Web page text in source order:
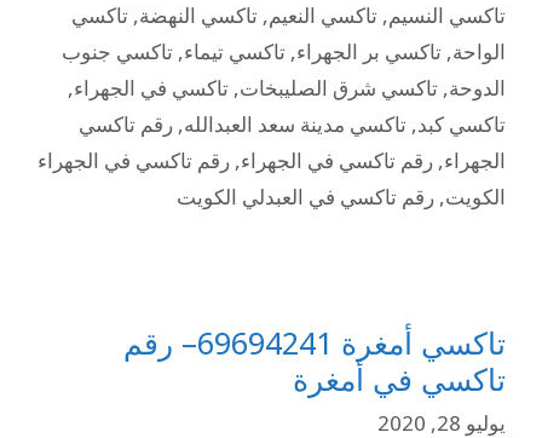
تاكسي النسيم, تاكسي النعيم, تاكسي النهضة, تاكسي
الواحة, تاكسي بر الجهراء, تاكسي تيماء, تاكسي جنوب
الدوحة, تاكسي شرق الصليبخات, تاكسي في الجهراء,
تاكسي كبد, تاكسي مدينة سعد العبدالله, رقم تاكسي
الجهراء, رقم تاكسي في الجهراء, رقم تاكسي في الجهراء
الكويت, رقم تاكسي في العبدلي الكويت
تاكسي أمغرة 69694241– رقم
تاكسي في أمغرة
يوليو 28, 2020